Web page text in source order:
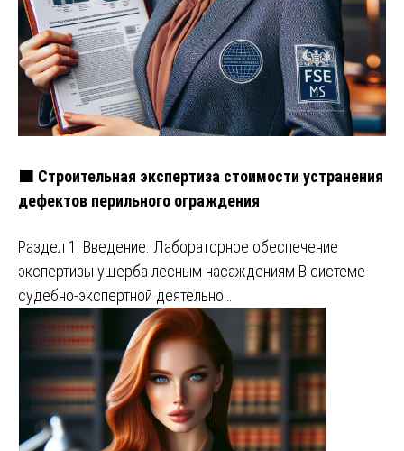
🟧 Строительная экспертиза стоимости устранения
дефектов перильного ограждения
Раздел 1: Введение. Лабораторное обеспечение
экспертизы ущерба лесным насаждениям В системе
судебно-экспертной деятельно…